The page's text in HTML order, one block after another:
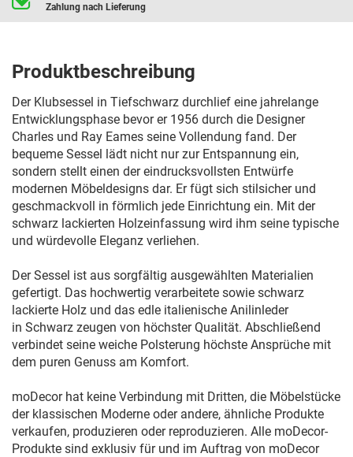
Zahlung nach Lieferung
Produktbeschreibung
Der Klubsessel in Tiefschwarz durchlief eine jahrelange
Entwicklungsphase bevor er 1956 durch die Designer
Charles und Ray Eames seine Vollendung fand. Der
bequeme Sessel lädt nicht nur zur Entspannung ein,
sondern stellt einen der eindrucksvollsten Entwürfe
modernen Möbeldesigns dar. Er fügt sich stilsicher und
geschmackvoll in förmlich jede Einrichtung ein. Mit der
schwarz lackierten Holzeinfassung wird ihm seine typische
und würdevolle Eleganz verliehen.
Der Sessel ist aus sorgfältig ausgewählten Materialien
gefertigt. Das hochwertig verarbeitete sowie schwarz
lackierte Holz und das edle italienische Anilinleder
in Schwarz zeugen von höchster Qualität. Abschließend
verbindet seine weiche Polsterung höchste Ansprüche mit
dem puren Genuss am Komfort.
moDecor hat keine Verbindung mit Dritten, die Möbelstücke
der klassischen Moderne oder andere, ähnliche Produkte
verkaufen, produzieren oder reproduzieren. Alle moDecor-
Produkte sind exklusiv für und im Auftrag von moDecor